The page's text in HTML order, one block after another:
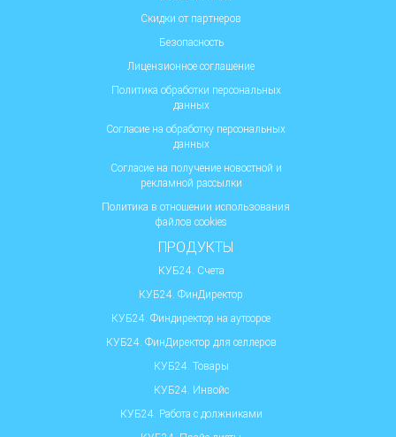
Скидки от партнеров
Безопасность
Лицензионное соглашение
Политика обработки персональных
данных
Согласие на обработку персональных
данных
Согласие на получение новостной и
рекламной рассылки
Политика в отношении использования
файлов cookies
ПРОДУКТЫ
КУБ24. Счета
КУБ24. ФинДиректор
КУБ24. Финдиректор на аутсорсе
КУБ24. ФинДиректор для селлеров
КУБ24. Товары
КУБ24. Инвойс
КУБ24. Работа с должниками